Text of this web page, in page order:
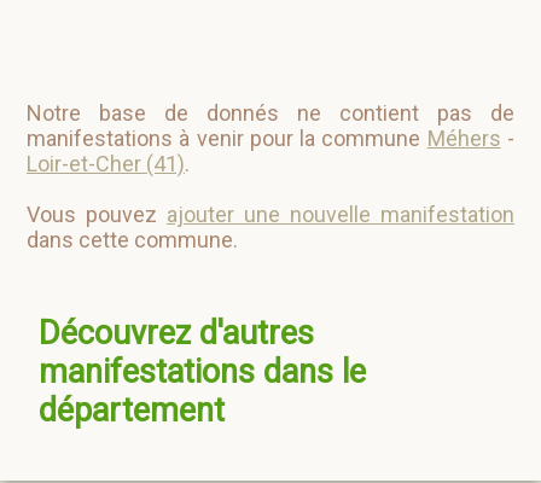
Notre base de donnés ne contient pas de
manifestations à venir pour la commune Méhers -
Loir-et-Cher (41).
Vous pouvez ajouter une nouvelle manifestation
dans cette commune.
Découvrez d'autres
manifestations dans le
département